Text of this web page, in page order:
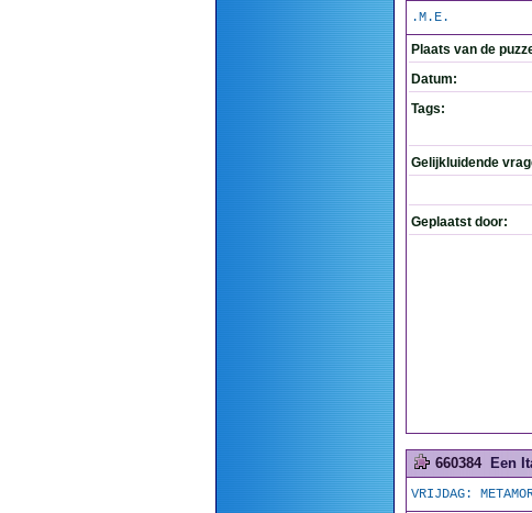
.M.E.
Plaats van de
Datum:
Tags:
Gelijkluidende
Geplaatst door:
660384 Een
VRIJDAG: